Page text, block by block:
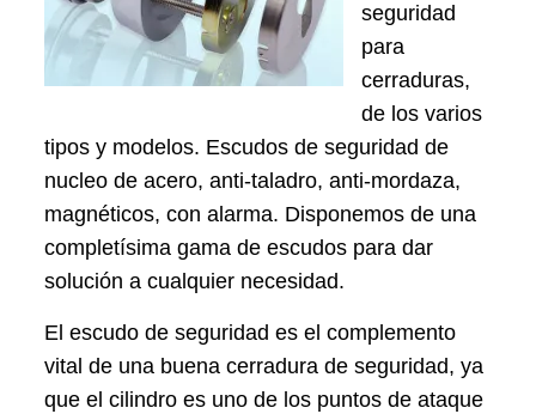
seguridad
para
cerraduras,
de los varios
tipos y modelos. Escudos de seguridad de
nucleo de acero, anti-taladro, anti-mordaza,
magnéticos, con alarma. Disponemos de una
completísima gama de escudos para dar
solución a cualquier necesidad.
El escudo de seguridad es el complemento
vital de una buena cerradura de seguridad, ya
que el cilindro es uno de los puntos de ataque